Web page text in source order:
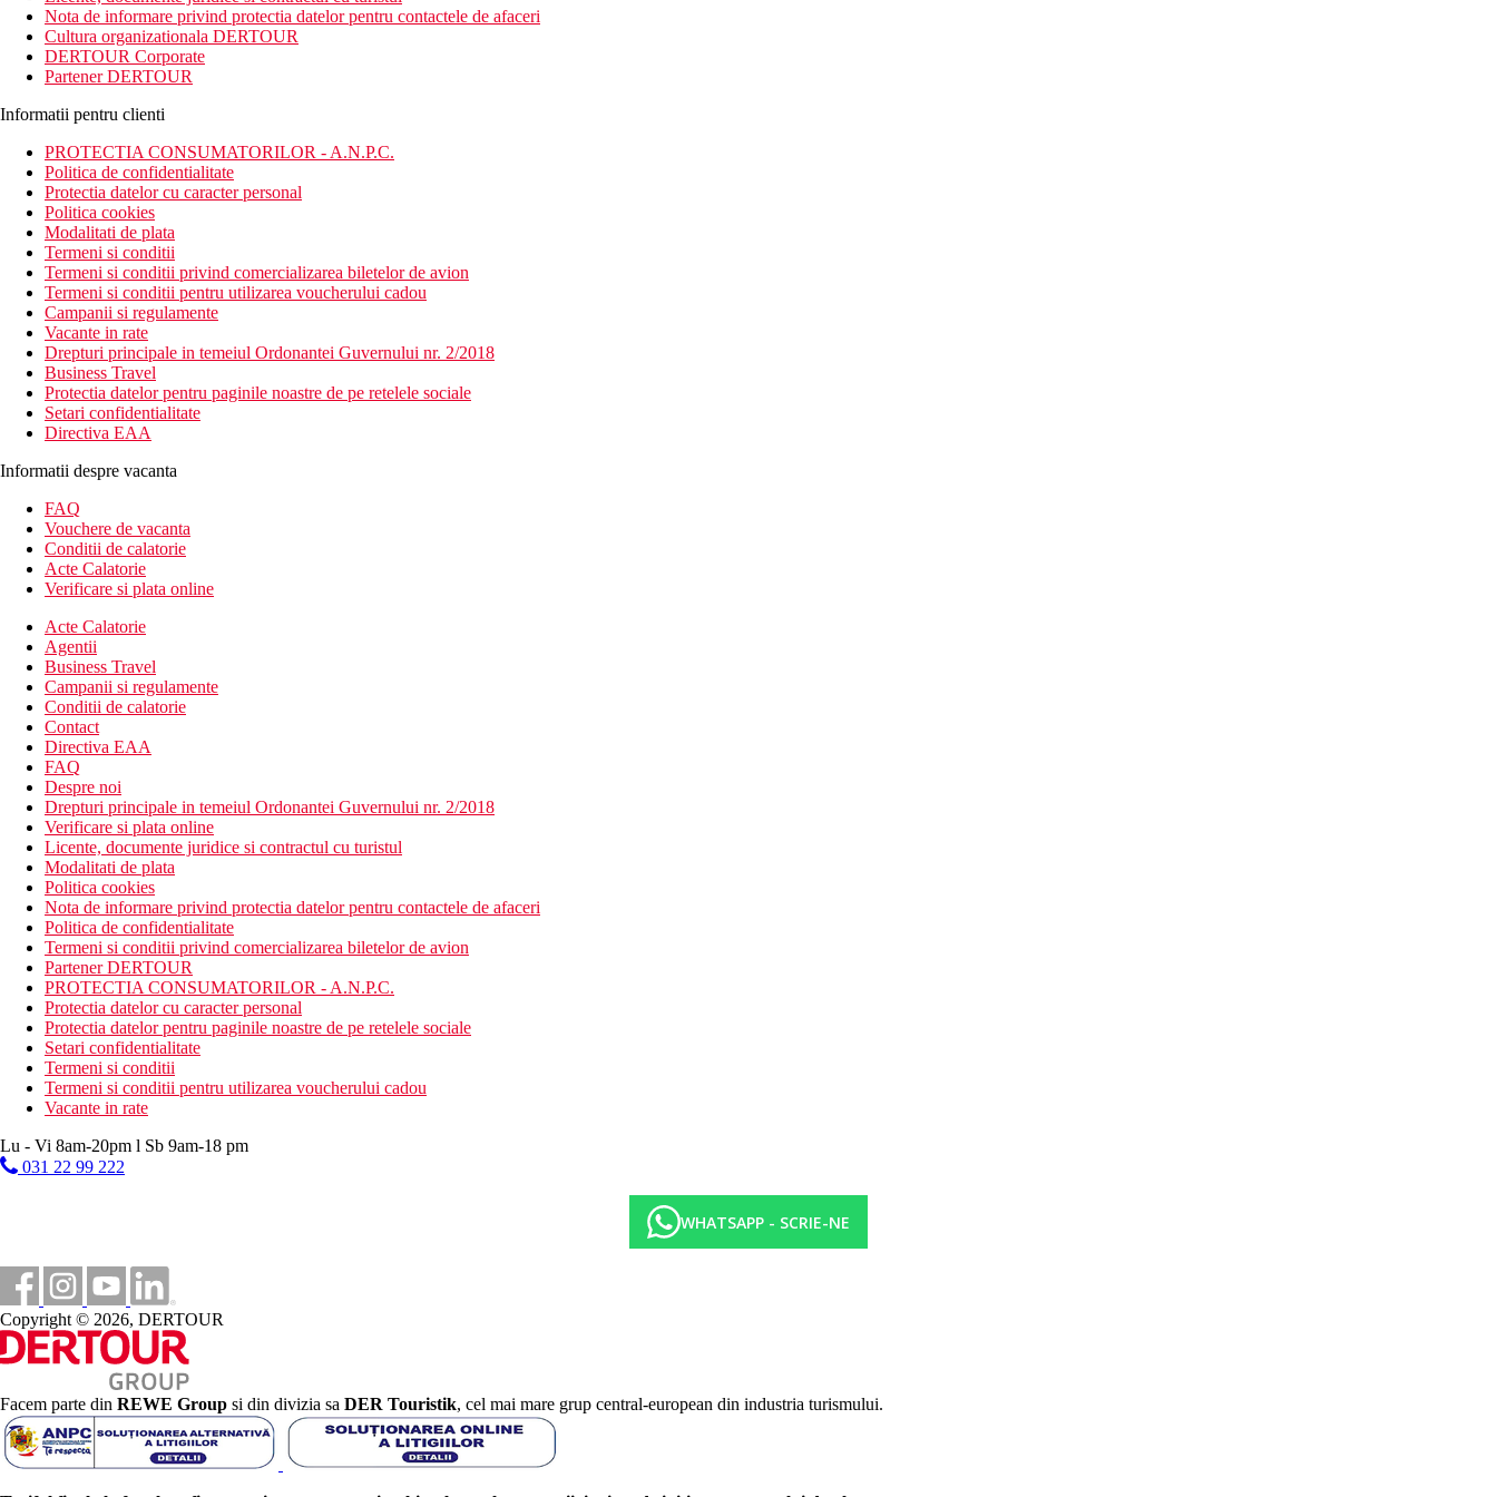
Distanta
pe plaja
la aproximativ 69 km de aeroportul din Zanzibar
Descrierea camerei
Camerele dispun de:
aer conditionat,
TV-SAT
internet Wi-Fi (gratuit)
seif
minibar (se plateste in functie de consum)
set de cafea/ceai
baie (dus, toaleta, uscator de par)
balcon/terasa
vedere la gradina
Camere cu vedere la mare contra cost
Camere cu piscina privata pe terasa contra cost
Descrierea hotelului
Hotelul dispune de:
sezlonguri si umbrele langa piscina
sala de fitness
program de animatie pentru adulti cu spectacol de seara
346 camere
mini-market
receptie deschisa non stop
Descrierea plajei
plaja cu nisip, publica
coborare lina in mare
sezlonguri si umbrele (gratuit)
Activitati sportive gratuite
plaja
fitness
Activitati sportive contra cost
teren de tenis
zona SPA (sauna, hamam)
Masa
All Inclusive (AI)
mic dejun, pranz, cina sub forma de bufet, intre mese in timpul zilei gustari, cafea, ceai, prajituri.
Bauturile racoritoare si alcoolice locale sunt disponibile gratuit la anumite ore si in anumite baruri.
Categoria oficiala
5 stele
Site web
https://www.jazhotels.com/hoteldetail/79-zanzibar-zanzibar-jaz-elite-aurora
Piscine
Galerie foto
Nota de informare privind protectia datelor pentru contactele de afaceri
Cultura organizationala DERTOUR
DERTOUR Corporate
Partener DERTOUR
Informatii pentru clienti
PROTECTIA CONSUMATORILOR - A.N.P.C.
Politica de confidentialitate
Protectia datelor cu caracter personal
Politica cookies
Modalitati de plata
Termeni si conditii
Termeni si conditii privind comercializarea biletelor de avion
Termeni si conditii pentru utilizarea voucherului cadou
Campanii si regulamente
Vacante in rate
Drepturi principale in temeiul Ordonantei Guvernului nr. 2/2018
Business Travel
Protectia datelor pentru paginile noastre de pe retelele sociale
Setari confidentialitate
Directiva EAA
Informatii despre vacanta
FAQ
Vouchere de vacanta
Conditii de calatorie
Acte Calatorie
Verificare si plata online
Acte Calatorie
Agentii
Business Travel
Campanii si regulamente
Conditii de calatorie
Contact
Directiva EAA
FAQ
Despre noi
Drepturi principale in temeiul Ordonantei Guvernului nr. 2/2018
Verificare si plata online
Licente, documente juridice si contractul cu turistul
Modalitati de plata
Politica cookies
Nota de informare privind protectia datelor pentru contactele de afaceri
Politica de confidentialitate
Termeni si conditii privind comercializarea biletelor de avion
Partener DERTOUR
PROTECTIA CONSUMATORILOR - A.N.P.C.
Protectia datelor cu caracter personal
Protectia datelor pentru paginile noastre de pe retelele sociale
Setari confidentialitate
Termeni si conditii
Termeni si conditii pentru utilizarea voucherului cadou
Vacante in rate
Lu - Vi 8am-20pm l Sb 9am-18 pm
031 22 99 222
WHATSAPP - SCRIE-NE
Copyright © 2026, DERTOUR
Facem parte din REWE Group si din divizia sa DER Touristik, cel mai mare grup central-european din industria turismului.